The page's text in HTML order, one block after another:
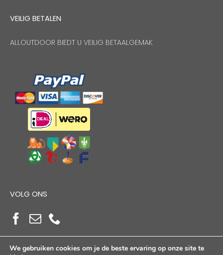
VEILIG BETALEN
ALLOUTDOOR BIEDT U VEILIG BETAALGEMAK
VOLG ONS
We gebruiken cookies om je de beste ervaring op onze site te